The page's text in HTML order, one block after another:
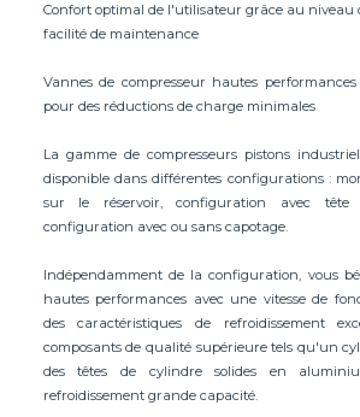
Confort optimal de l'utilisateur grâce au niveau
facilité de maintenance
Vannes de compresseur hautes
pour des réductions de charge minimales
La gamme de compresseurs pistons
disponible dans différentes configurations :
sur le réservoir, configuration avec tête
configuration avec ou sans capotage.
Indépendamment de la configuration, vous
hautes performances avec une vitesse de
des caractéristiques de refroidissement
composants de qualité supérieure tels qu'un
des têtes de cylindre solides en
refroidissement grande capacité.